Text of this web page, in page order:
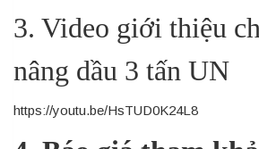
3. Video giới thiệu
nâng dầu 3 tấn UN
https://youtu.be/HsTUD0K24L8